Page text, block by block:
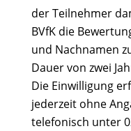
der Teilnehmer
BVfK die
und Nachnamen
Dauer von zwei
Die Einwilligung
jederzeit ohne
telefonisch unter